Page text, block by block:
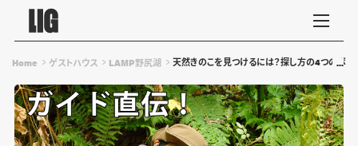
Home ゲストハウス LAMP野尻湖 天然きのこを見つけるには？探し方の4つのポイ